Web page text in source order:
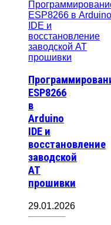
ESP8266
в
Arduino
IDE и
восстановление
заводской
AT
прошивки
29.01.2026